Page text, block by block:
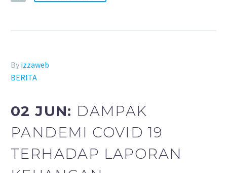
By izzaweb
BERITA
02 JUN: DAMPAK
PANDEMI COVID 19
TERHADAP LAPORAN